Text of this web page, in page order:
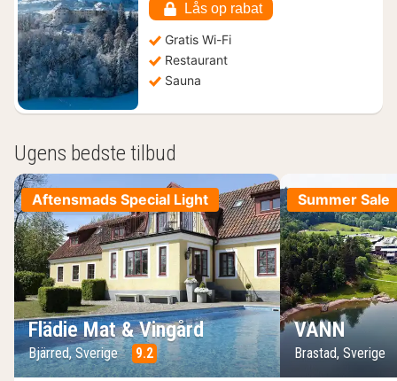
Lås op rabat
Gratis Wi-Fi
Restaurant
Sauna
Ugens bedste tilbud
Aftensmads Special Light
Flädie Mat & Vingård
Bjärred, Sverige 9.2
Summer Sale
VANN
Brastad, Sverige